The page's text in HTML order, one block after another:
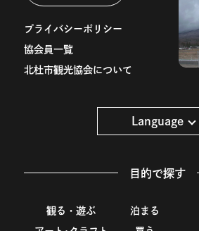
プライバシーポリシー
協会員一覧
北杜市観光協会について
Language
目的で探す
観る・遊ぶ 泊まる